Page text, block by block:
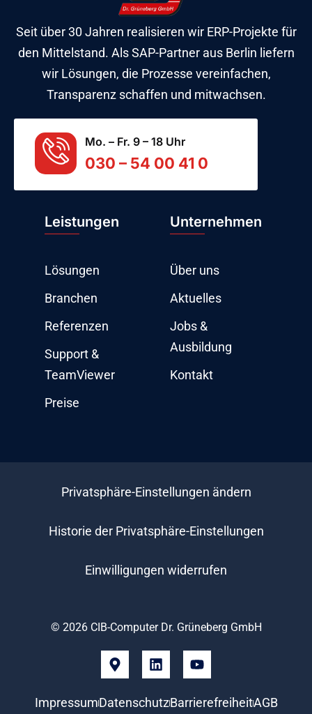
Seit über 30 Jahren realisieren wir ERP-Projekte für
den Mittelstand. Als SAP-Partner aus Berlin liefern
wir Lösungen, die Prozesse vereinfachen,
Transparenz schaffen und mitwachsen.
Mo. – Fr. 9 – 18 Uhr
030 – 54 00 41 0
Leistungen
Lösungen
Branchen
Referenzen
Support &
TeamViewer
Preise
Unternehmen
Über uns
Aktuelles
Jobs &
Ausbildung
Kontakt
Privatsphäre-Einstellungen ändern
Historie der Privatsphäre-Einstellungen
Einwilligungen widerrufen
© 2026 CIB-Computer Dr. Grüneberg GmbH
ImpressumDatenschutzBarrierefreiheitAGB